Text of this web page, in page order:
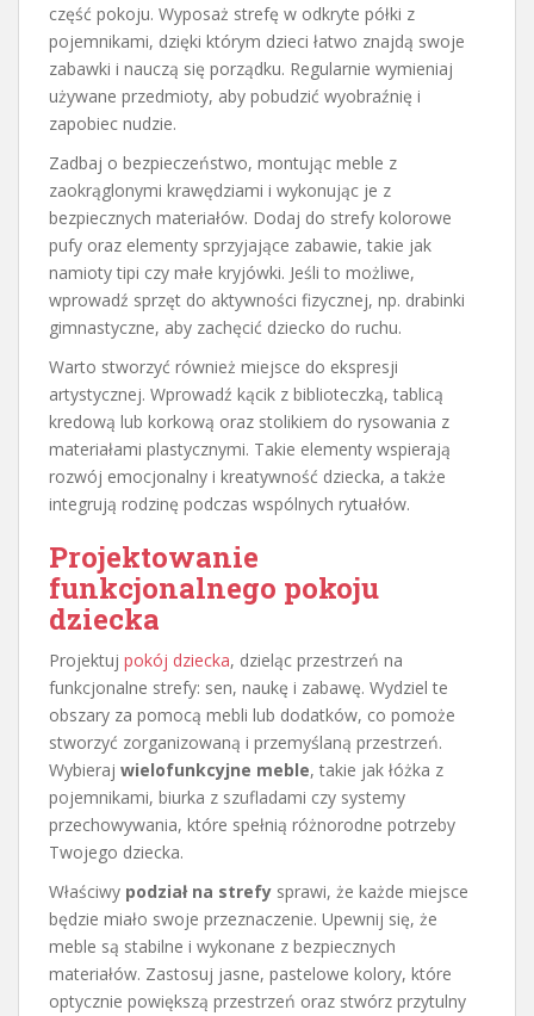
część pokoju. Wyposaż strefę w odkryte półki z
pojemnikami, dzięki którym dzieci łatwo znajdą swoje
zabawki i nauczą się porządku. Regularnie wymieniaj
używane przedmioty, aby pobudzić wyobraźnię i
zapobiec nudzie.
Zadbaj o bezpieczeństwo, montując meble z
zaokrąglonymi krawędziami i wykonując je z
bezpiecznych materiałów. Dodaj do strefy kolorowe
pufy oraz elementy sprzyjające zabawie, takie jak
namioty tipi czy małe kryjówki. Jeśli to możliwe,
wprowadź sprzęt do aktywności fizycznej, np. drabinki
gimnastyczne, aby zachęcić dziecko do ruchu.
Warto stworzyć również miejsce do ekspresji
artystycznej. Wprowadź kącik z biblioteczką, tablicą
kredową lub korkową oraz stolikiem do rysowania z
materiałami plastycznymi. Takie elementy wspierają
rozwój emocjonalny i kreatywność dziecka, a także
integrują rodzinę podczas wspólnych rytuałów.
Projektowanie
funkcjonalnego pokoju
dziecka
Projektuj pokój dziecka, dzieląc przestrzeń na
funkcjonalne strefy: sen, naukę i zabawę. Wydziel te
obszary za pomocą mebli lub dodatków, co pomoże
stworzyć zorganizowaną i przemyślaną przestrzeń.
Wybieraj wielofunkcyjne meble, takie jak łóżka z
pojemnikami, biurka z szufladami czy systemy
przechowywania, które spełnią różnorodne potrzeby
Twojego dziecka.
Właściwy podział na strefy sprawi, że każde miejsce
będzie miało swoje przeznaczenie. Upewnij się, że
meble są stabilne i wykonane z bezpiecznych
materiałów. Zastosuj jasne, pastelowe kolory, które
optycznie powiększą przestrzeń oraz stwórz przytulny